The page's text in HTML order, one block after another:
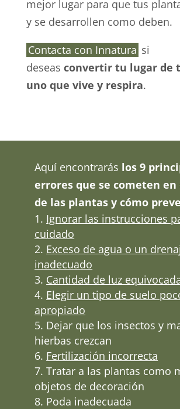
mejor lugar para que tus
y se desarrollen como deben.
Contacta con Innatura si
deseas convertir tu lugar de
uno que vive y respira.
Aquí encontrarás los 9
errores que se cometen
de las plantas y cómo
Ignorar las instrucciones
cuidado
Exceso de agua o un
inadecuado
Cantidad de luz
Elegir un tipo de suelo
apropiado
Dejar que los insectos y
hierbas crezcan
Fertilización incorrecta
Tratar a las plantas como
objetos de decoración
Poda inadecuada